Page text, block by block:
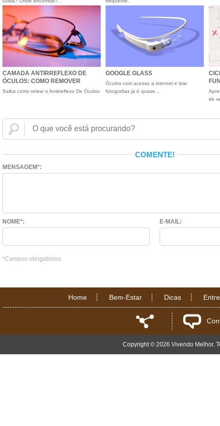
CAMADA ANTIRREFLEXO DE
ÓCULOS: COMO REMOVER
Saiba como retirar o Antirreflexo De Óculos
GOOGLE GLASS
Óculos com acesso a internet e tirar
fotografias já é quase...
de
COMENTE!
MENSAGEM*:
NOME*: E-MAIL:
*Campos obrigatórios
Home Bem-Estar Dicas
Copyright © 2026 Vivendo Melhor.